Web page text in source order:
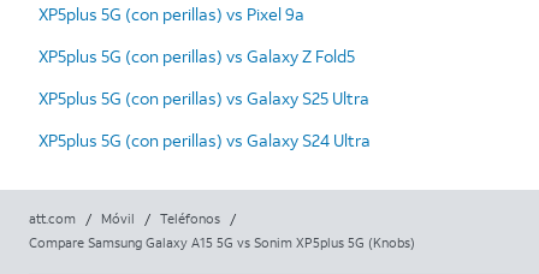
XP5plus 5G (con perillas) vs Pixel 9a
XP5plus 5G (con perillas) vs Galaxy Z Fold5
XP5plus 5G (con perillas) vs Galaxy S25 Ultra
XP5plus 5G (con perillas) vs Galaxy S24 Ultra
att.com / Móvil / Teléfonos
/
Compare Samsung Galaxy A15 5G vs Sonim XP5plus 5G (Knobs)